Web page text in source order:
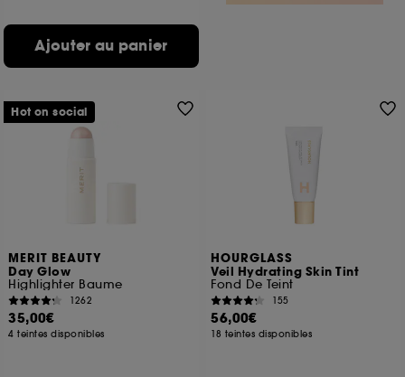
Ajouter au panier
MERIT BEAUTY
Day Glow
Highlighter Baume
1262
35,00€
4 teintes disponibles
Hot on social
HOURGLASS
Veil Hydrating Skin Tint
Fond De Teint
155
56,00€
18 teintes disponibles